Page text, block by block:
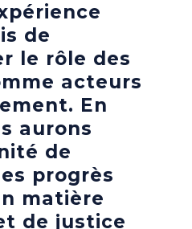
de
le rôle des
acteurs
En
aurons
de
progrès
matière
de justice